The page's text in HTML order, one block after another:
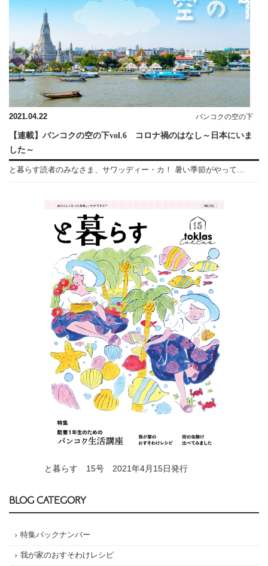
2021.04.22 バンコクの空の下
【連載】バンコクの空の下vol.6 コロナ禍のはなし～日本にいま
した～
と暮らす読者のみなさま、サワッディー・カ！ 暑い季節がやって...
と暮らす 15号 2021年4月15日発行
BLOG CATEGORY
特集バックナンバー
我が家のおすそわけレシピ